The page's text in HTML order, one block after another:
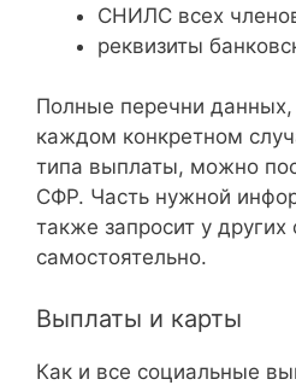
СНИЛС всех
реквизиты
Полные перечни
каждом конкретном
типа выплаты, можно
СФР. Часть нужной
также запросит у других
самостоятельно.
Выплаты и карты
Как и все социальные